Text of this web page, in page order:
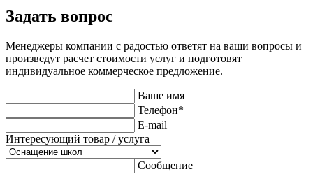
Задать вопрос
Менеджеры компании с радостью ответят на ваши вопросы и
произведут расчет стоимости услуг и подготовят
индивидуальное коммерческое предложение.
Ваше имя
Телефон*
E-mail
Интересующий товар / услуга
Сообщение